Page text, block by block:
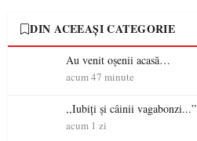
DIN ACEEAȘI CATEGORIE
Au venit oșenii acasă…
acum 47 minute
,,Iubiți și câinii vagabonzi...”
acum 1 zi